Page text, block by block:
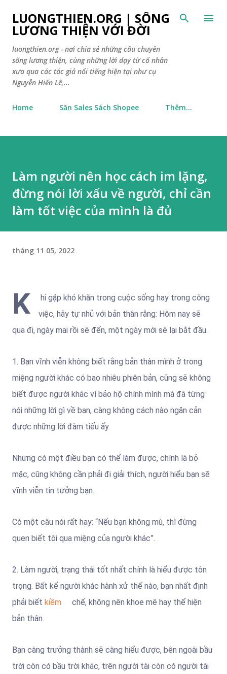
Chuyển đến nội dung chính
LUONGTHIEN.ORG | SỐNG
LƯƠNG THIỆN VỚI ĐỜI
luongthien.org - nơi chia sẻ những câu chuyên
sống lương thiện, cùng những lời dạy từ cổ nhân
xưa qua các tác giả nổi tiếng hiện tại như cụ
Nguyễn Hiến Lê,...
Home Săn Sales Sách Shopee Thêm…
Làm người nên học cách im lặng,
đừng nói lời xấu về người, chỉ cần
làm tốt việc của mình là đủ
tháng 11 05, 2022
K
hi gặp khó khăn trong cuộc sống hay trong công
việc, hãy tự nhủ với bản thân rằng: Hôm nay sẽ
qua đi, ngày mai rồi sẽ đến, một ngày mới sẽ lại bắt đầu.
1. Bạn vĩnh viễn không biết rằng bản thân mình ở trong
miệng người khác có bao nhiêu phiên bản, cũng sẽ không
biết được người khác vì bảo hộ chính mình mà đã từng
nói những lời gì về bạn, càng không cách nào ngăn cản
được những lời đàm tiếu ấy.
Nhưng có một điều bạn có thể làm được, chính là bỏ
mặc, cũng không cần phải đi giải thích, người hiểu bạn sẽ
vĩnh viễn tin tưởng bạn.
Có một câu nói rất hay: “Nếu bạn không mù, thì đừng
quen biết tôi qua miệng của người khác”.
2. Làm người, trạng thái tốt nhất chính là hiểu được tôn
trọng. Bất kể người khác hành xử thế nào, bạn nhất định
phải biết kiềm
chế, không nên khoe mẽ hay thể hiện
bản thân.
Bạn càng trưởng thành sẽ càng hiểu được, bên ngoài bầu
trời còn có bầu trời khác, trên người tài còn có người tài